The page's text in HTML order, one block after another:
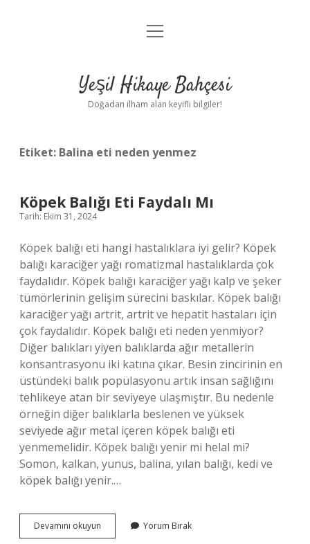
Anasayfa
Yasal Uyarı
menüyü
Yeşil Hikaye Bahçesi
Doğadan ilham alan keyifli bilgiler!
Etiket: Balina eti neden yenmez
Köpek Balığı Eti Faydalı Mı
Tarih: Ekim 31, 2024
Köpek balığı eti hangi hastalıklara iyi gelir? Köpek
balığı karaciğer yağı romatizmal hastalıklarda çok
faydalıdır. Köpek balığı karaciğer yağı kalp ve şeker
tümörlerinin gelişim sürecini baskılar. Köpek balığı
karaciğer yağı artrit, artrit ve hepatit hastaları için
çok faydalıdır. Köpek balığı eti neden yenmiyor?
Diğer balıkları yiyen balıklarda ağır metallerin
konsantrasyonu iki katına çıkar. Besin zincirinin en
üstündeki balık popülasyonu artık insan sağlığını
tehlikeye atan bir seviyeye ulaşmıştır. Bu nedenle
örneğin diğer balıklarla beslenen ve yüksek
seviyede ağır metal içeren köpek balığı eti
yenmemelidir. Köpek balığı yenir mi helal mi?
Somon, kalkan, yunus, balina, yılan balığı, kedi ve
köpek balığı yenir.…
Devamını okuyun
Balığı
Yorum Bırak